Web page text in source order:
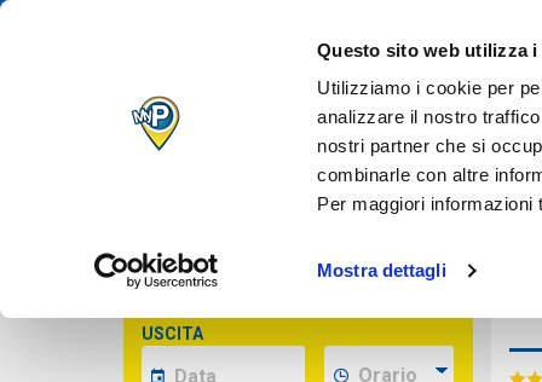
Questo sito web utilizza i
Utilizziamo i cookie per
analizzare il nostro
nostri partner che si
combinarle con altre
Per maggiori
Mostra dettagli
IL TUO
QUANDO VUOI
Inserisci le date per calcolare il prezzo
USCITA